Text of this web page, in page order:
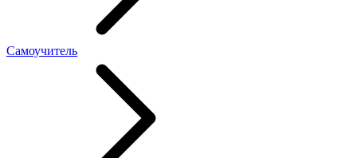
Самоучитель